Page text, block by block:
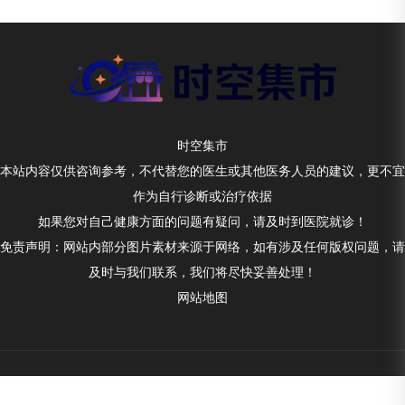
时空集市
本站内容仅供咨询参考，不代替您的医生或其他医务人员的建议，更不宜
作为自行诊断或治疗依据
如果您对自己健康方面的问题有疑问，请及时到医院就诊！
免责声明：网站内部分图片素材来源于网络，如有涉及任何版权问题，请
及时与我们联系，我们将尽快妥善处理！
网站地图